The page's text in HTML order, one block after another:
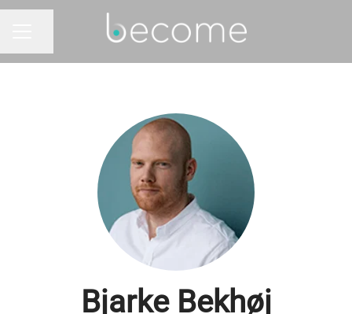
Bjarke Bekhøj